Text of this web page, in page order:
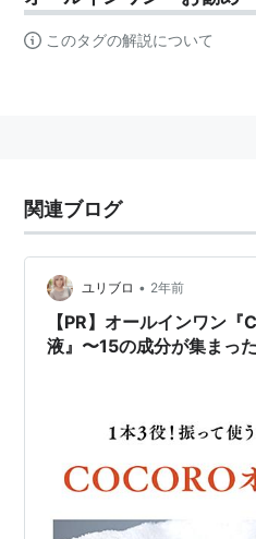
このタグの解説について
関連ブログ
ユリブロ • 2年前
【PR】オールインワン
液』〜15の成分が集まっ